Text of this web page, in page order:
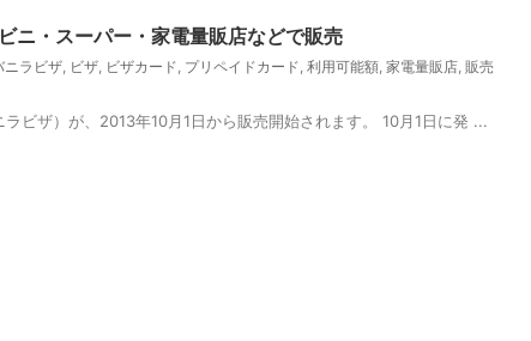
ニ・スーパー・家電量販店などで販売
ニラビザ, ビザ, ビザカード, プリペイドカード, 利用可能額, 家電量販店, 販売
ビザ）が、2013年10月1日から販売開始されます。 10月1日に発 ...